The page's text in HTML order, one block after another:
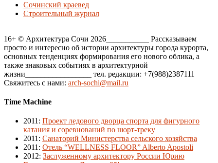
Сочинский краевед
Строительный журнал
16+ © Архитектура Сочи 2026___________ Рассказываем
просто и интересно об истории архитектуры города курорта,
основных тенденциях формирования его нового облика, а
также знаковых событиях в архитектурной
жизни_________________ тел. редакции: +7(988)2387111
Свяжитесь с нами: arch-sochi@mail.ru
Time Machine
2011 : Проект ледового дворца спорта для фигурного
катания и соревнований по шорт-треку
2011 : Санаторий Министерства сельского хозяйства
2011 : Отель “WELLNESS FLOOR” Alberto Apostoli
2012: Заслуженному архитектору России Юрию